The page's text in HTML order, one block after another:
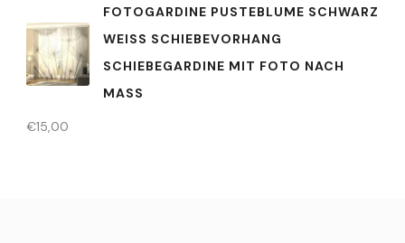
FOTOGARDINE PUSTEBLUME SCHWARZ
WEISS SCHIEBEVORHANG
SCHIEBEGARDINE MIT FOTO NACH
MASS
€15,00